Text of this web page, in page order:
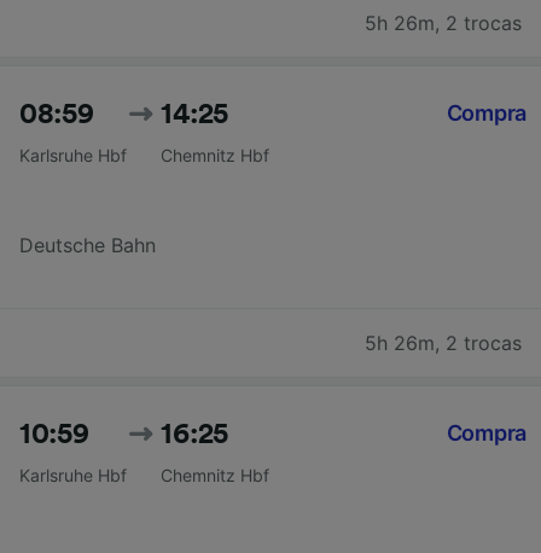
5h 26m, 2 trocas
08:59
Karlsruhe Hbf
14:25
Chemnitz Hbf
Deutsche Bahn
Compra
5h 26m, 2 trocas
10:59
Karlsruhe Hbf
16:25
Chemnitz Hbf
Compra